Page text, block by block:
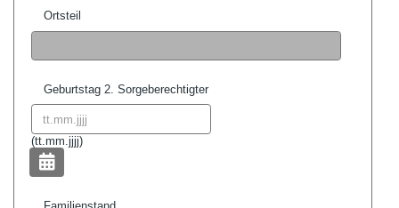
Ortsteil
Geburtstag 2. Sorgeberechtigter
(Datum format:
tt.mm.jjjj)
Familienstand